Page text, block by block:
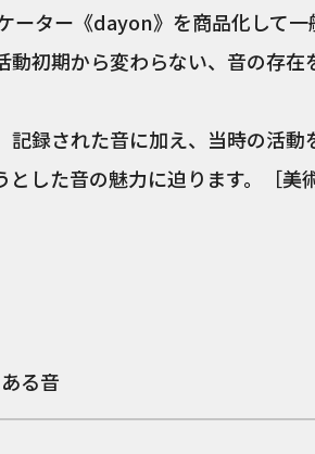
ーター《dayon》を商品化して一
初期から変わらない、音の存在
録された音に加え、当時の活動
した音の魅力に迫ります。［美
る音